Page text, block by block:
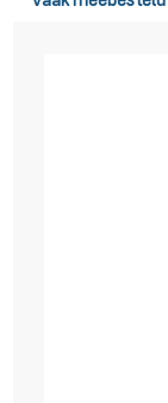
hierbij wel
ochtend een mail
nog ongeveer 30
Wilt u plinten
aanwezig te zijn bij
veld opmerkingen
wij regelen het
met zaterdag zelf
Nieuwegein of
plinten in huis wilt